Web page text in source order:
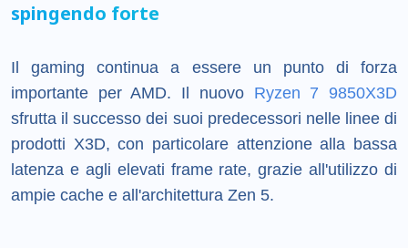
spingendo forte
Il gaming continua a essere un punto di forza
importante per AMD. Il nuovo Ryzen 7 9850X3D
sfrutta il successo dei suoi predecessori nelle linee di
prodotti X3D, con particolare attenzione alla bassa
latenza e agli elevati frame rate, grazie all'utilizzo di
ampie cache e all'architettura Zen 5.